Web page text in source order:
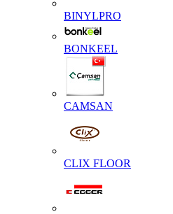
BINYLPRO
BONKEEL
CAMSAN
CLIX FLOOR